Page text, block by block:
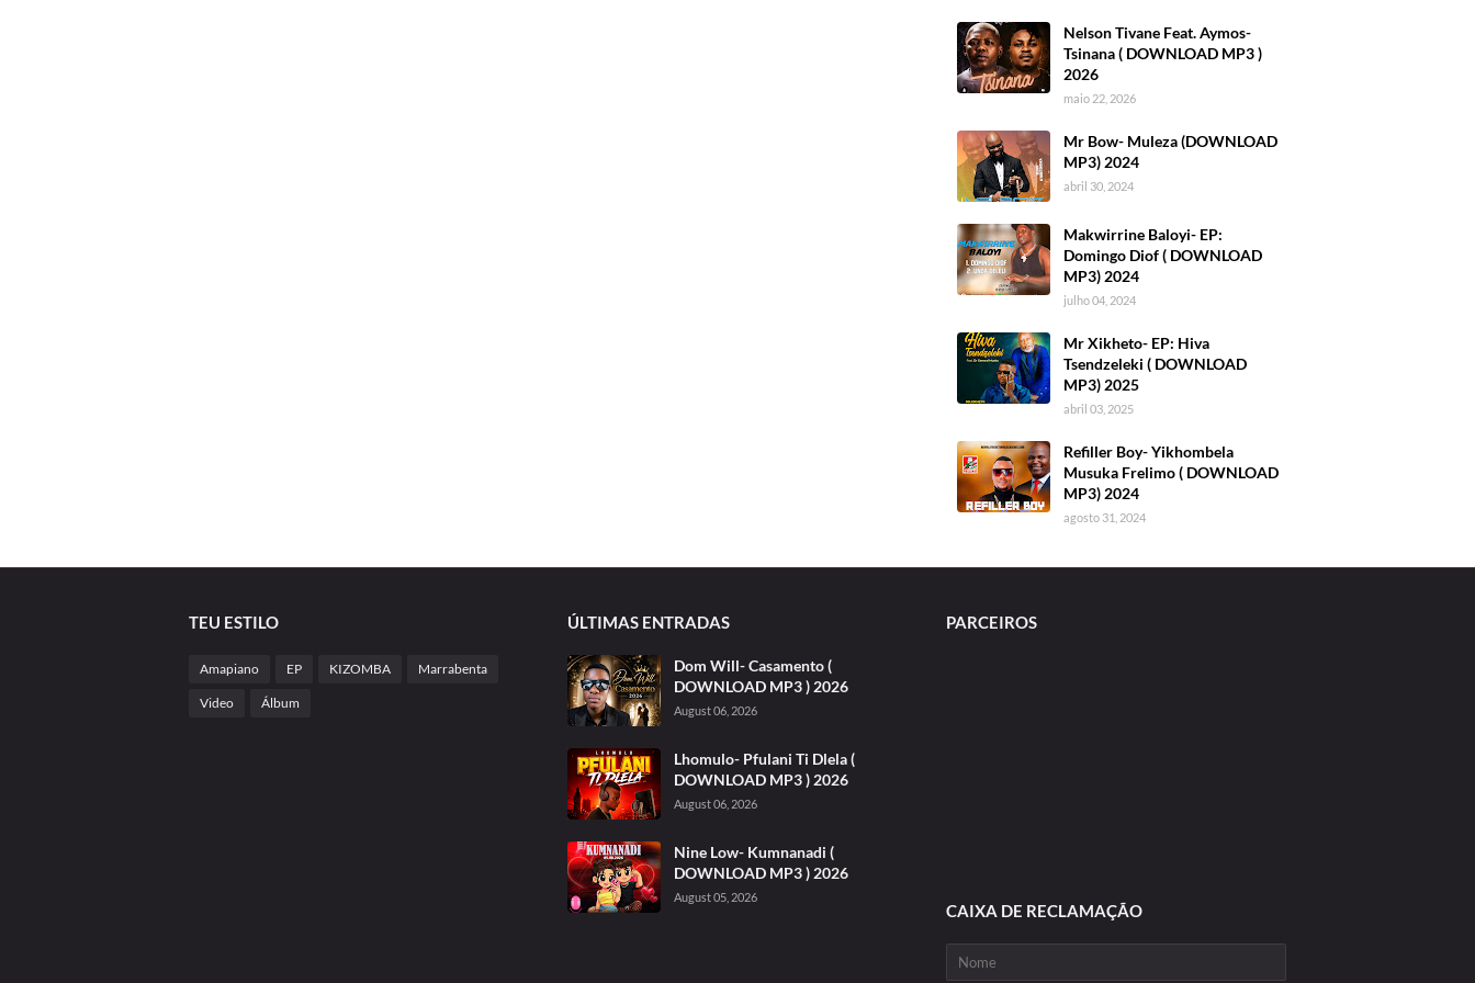
Nelson Tivane Feat. Aymos-
Tsinana ( DOWNLOAD MP3 )
2026
maio 22, 2026
Mr Bow- Muleza (DOWNLOAD
MP3) 2024
abril 30, 2024
Makwirrine Baloyi- EP:
Domingo Diof ( DOWNLOAD
MP3) 2024
julho 04, 2024
Mr Xikheto- EP: Hiva
Tsendzeleki ( DOWNLOAD
MP3) 2025
abril 03, 2025
Refiller Boy- Yikhombela
Musuka Frelimo ( DOWNLOAD
MP3) 2024
agosto 31, 2024
TEU ESTILO
Amapiano EP KIZOMBA Marrabenta
Video Álbum
ÚLTIMAS ENTRADAS
Dom Will- Casamento (
DOWNLOAD MP3 ) 2026
August 06, 2026
Lhomulo- Pfulani Ti Dlela (
DOWNLOAD MP3 ) 2026
August 06, 2026
Nine Low- Kumnanadi (
DOWNLOAD MP3 ) 2026
August 05, 2026
PARCEIROS
CAIXA DE RECLAMAÇÃO